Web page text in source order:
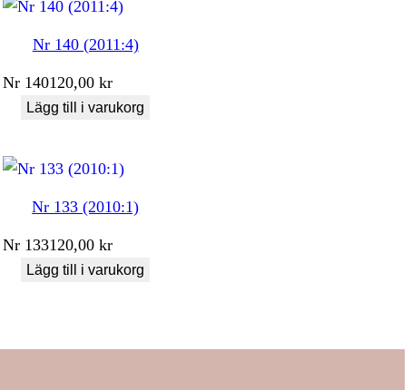
Nr 140 (2011:4)
Nr 140120,00kr
Lägg till i varukorg
Nr 133 (2010:1)
Nr 133120,00kr
Lägg till i varukorg